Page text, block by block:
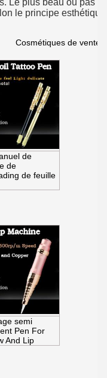
Le plus beau ou pas
le principe
Cosmétiques de vente
de
de
de feuille
semi
Pen For
And Lip